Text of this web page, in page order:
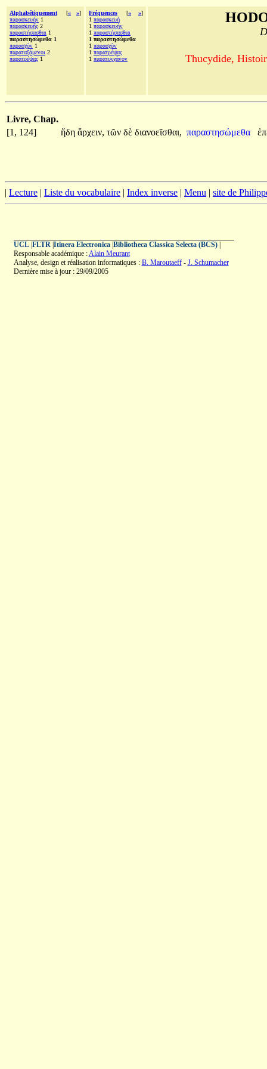
Alphabétiquement [« »]
παρασκευήν 1
παρασκευῆς 2
παραστήσασθαι 1
παραστησώμεθα 1
παρασχὸν 1
παραταξάμενοι 2
παρατρέψας 1
Fréquences [« »]
1 παρασκευὴ
1 παρασκευήν
1 παραστήσασθαι
1 παραστησώμεθα
1 παρασχὸν
1 παρατρέψας
1 παρατυγχάνον Thucydide,
Livre, Chap.
[1, 124]
ἤδη ἄρχειν, τῶν δὲ διανοεῖσθαι, παραστησώμεθα
| Lecture | Liste du vocabulaire | Index inverse | Menu | site de
UCL| FLTR| Itinera Electronica| Bibliotheca Classica Selecta (BCS)|
Responsable académique :Alain Meurant
Analyse, design et réalisation informatiques : B. Maroutaeff- J. Schumacher
Dernière mise à jour : 29/09/2005